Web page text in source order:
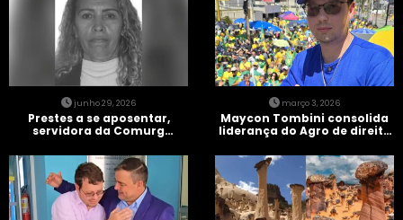
junho 29, 2026
Prestes a se aposentar,
servidora da Comurg
entra em protocolo de
morte encefálica
março 3, 2026
Maycon Tombini consolida
liderança do Agro de direita
Brasil” em Goiânia